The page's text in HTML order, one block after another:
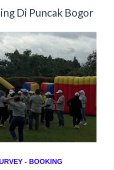
Di Puncak Bogor
- BOOKING